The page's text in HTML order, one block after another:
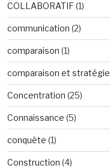
COLLABORATIF(1)
communication (2)
comparaison (1)
comparaison et stratégie
Concentration (25)
Connaissance (5)
conquête (1)
Construction (4)